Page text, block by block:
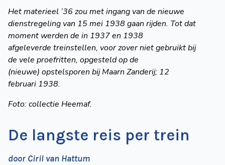
Het materieel ’36 zoumet ingang van de nieuwe
dienstregeling van 15 mei 1938 gaan rijden. Tot dat
moment werden de in 1937en 1938
afgeleverde treinstellen, voor zoverniet gebruikt bij
de vele proefritten, opgesteldop de
(nieuwe) opstelsporen bij Maarn Zanderij; 12
februari 1938.
Foto: collectie Heemaf.
De langste reis per trein
door Ciril van Hattum